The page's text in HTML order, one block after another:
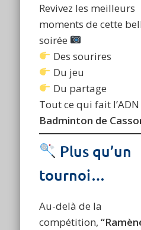
Revivez les meilleurs
moments de cette
soirée
Des sourires
Du jeu
Du partage
Tout ce qui fait
Badminton de
Plus qu’un
tournoi…
Au-delà de la
compétition,